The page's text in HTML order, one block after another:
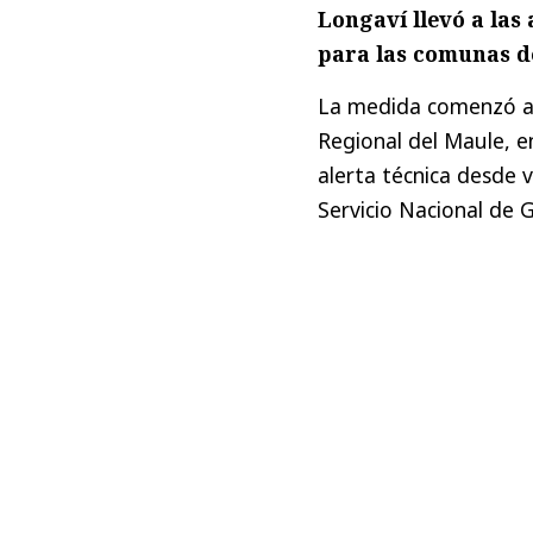
Longaví llevó a
para las comunas
La medida comenzó
Regional del Maule,
alerta técnica desde
Servicio Nacional de